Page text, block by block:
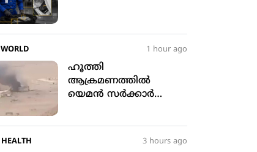
WORLD 1 hour ago
ഹൂത്തി
ആക്രമണത്തില്‍
യെമന്‍ സര്‍ക്കാര്‍
സൈനികര്‍ കൊല്ലപ്പെട്ടു
HEALTH 3 hours ago